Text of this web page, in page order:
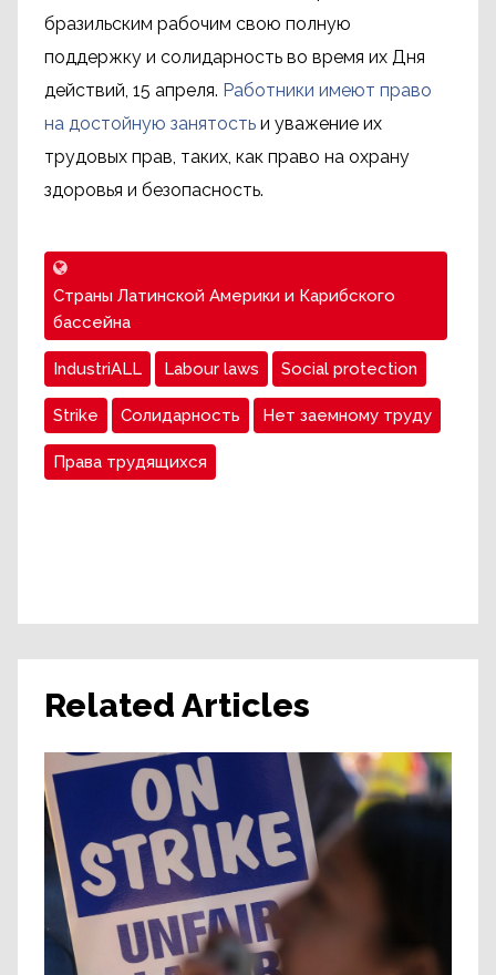
бразильским рабочим свою полную
поддержку и солидарность во время их Дня
действий, 15 апреля. Работники имеют право
на достойную занятость и уважение их
трудовых прав, таких, как право на охрану
здоровья и безопасность.
Страны Латинской Америки и Карибского
бассейна
IndustriALL Labour laws Social protection
Strike Солидарность Нет заемному труду
Права трудящихся
Related Articles